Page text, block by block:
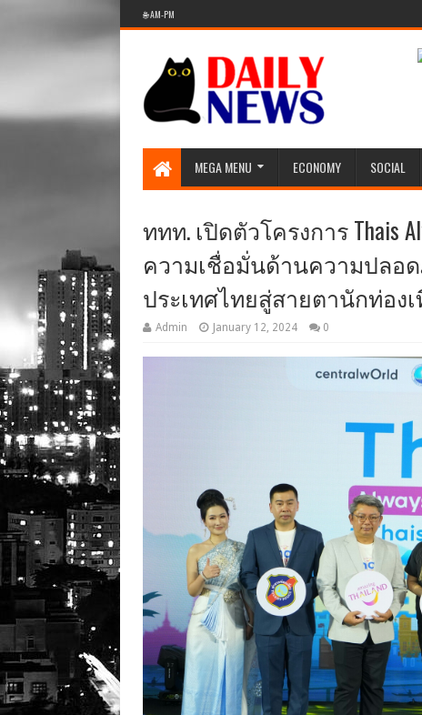
🌐 AM-PM
MEGA MENU ECONOMY SOCIAL
ททท. เปิดตัวโครงการ Thais
ความเชื่อมั่นด้านความปลอ
ประเทศไทยสู่สายตานักท่อง
Admin January 12, 2024 0